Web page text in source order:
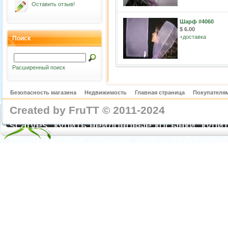
Оставить отзыв!
Поиск
Расширенный поиск
Шарф #4060
$ 6.00
+доставка
Безопасность магазина Недвижимость Главная страница
Created by FruTT © 2011-2024
scarves, купить нейлоновые косынки,
купить газовые косынки, купить